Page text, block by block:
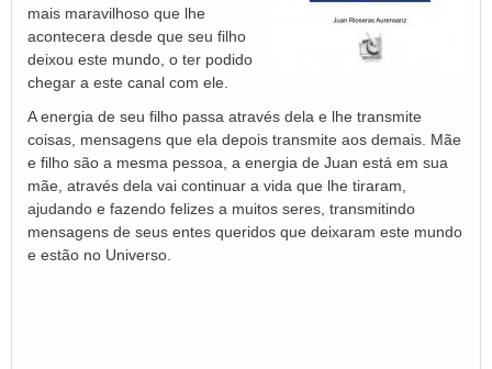
mais maravilhoso que lhe
acontecera desde que seu filho
deixou este mundo, o ter podido
chegar a este canal com ele.
A energia de seu filho passa através dela e lhe transmite
coisas, mensagens que ela depois transmite aos demais. Mãe
e filho são a mesma pessoa, a energia de Juan está em sua
mãe, através dela vai continuar a vida que lhe tiraram,
ajudando e fazendo felizes a muitos seres, transmitindo
mensagens de seus entes queridos que deixaram este mundo
e estão no Universo.